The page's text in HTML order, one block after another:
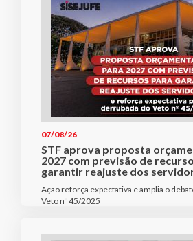
07/08/26
STF aprova proposta
2027 com previsão de
garantir reajuste dos
Ação reforça expectativa e amplia o
Veto nº 45/2025